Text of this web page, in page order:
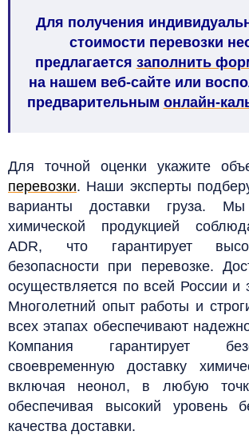
Для получения
стоимости перевозки
предлагается заполнить
на нашем веб-сайте или
предварительным онлайн-
Для точной оценки укажите
перевозки. Наши эксперты
варианты доставки груза.
химической продукцией
ADR, что гарантирует
безопасности при перевозке.
осуществляется по всей России и
Многолетний опыт работы и
всех этапах обеспечивают
Компания гарантирует
своевременную доставку
включая неонол, в любую
обеспечивая высокий уровень
качества доставки.